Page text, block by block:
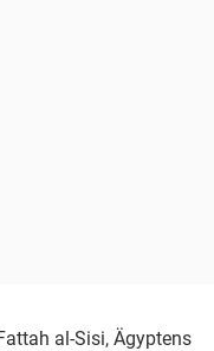
al-Sisi, Ägyptens